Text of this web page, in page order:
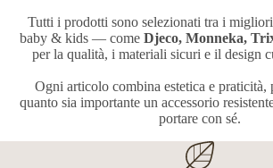
Tutti i prodotti sono selezionati tra i
baby & kids — come Djeco, Monneka,
per la qualità, i materiali sicuri e il design
Ogni articolo combina estetica e praticità,
quanto sia importante un accessorio
portare con sé.